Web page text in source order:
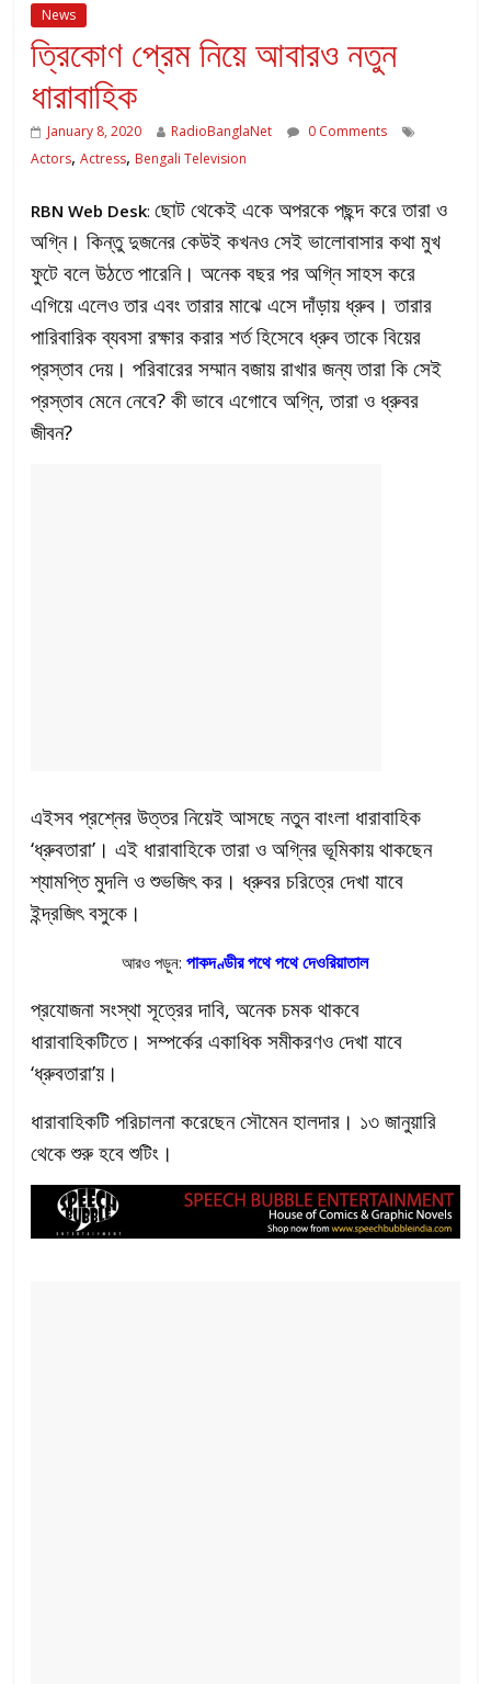
News
ত্রিকোণ প্রেম নিয়ে আবারও নতুন
ধারাবাহিক
January 8, 2020 RadioBanglaNet
0 Comments
Actors,Actress, Bengali Television
RBN Web Desk:ছোট থেকেই একে অপরকে পছন্দ করে তারা ও
অগ্নি। কিন্তু দুজনের কেউই কখনও সেই ভালোবাসার কথা মুখ
ফুটে বলে উঠতে পারেনি। অনেক বছর পর অগ্নি সাহস করে
এগিয়ে এলেও তার এবং তারার মাঝে এসে দাঁড়ায় ধ্রুব। তারার
পারিবারিক ব্যবসা রক্ষার করার শর্ত হিসেবে ধ্রুব তাকে বিয়ের
প্রস্তাব দেয়। পরিবারের সম্মান বজায় রাখার জন্য তারা কি সেই
প্রস্তাব মেনে নেবে? কী ভাবে এগোবে অগ্নি, তারা ও ধ্রুবর
জীবন?
এইসব প্রশ্নের উত্তর নিয়েই আসছে নতুন বাংলা ধারাবাহিক
‘ধ্রুবতারা’। এই ধারাবাহিকে তারা ও অগ্নির ভূমিকায় থাকছেন
শ্যামপ্তি মুদলি ও শুভজিৎ কর। ধ্রুবর চরিত্রে দেখা যাবে
ইন্দ্রজিৎ বসুকে।
আরও পড়ুন:পাকদণ্ডীর পথে পথে দেওরিয়াতাল
প্রযোজনা সংস্থা সূত্রের দাবি, অনেক চমক থাকবে
ধারাবাহিকটিতে। সম্পর্কের একাধিক সমীকরণও দেখা যাবে
‘ধ্রুবতারা’য়।
ধারাবাহিকটি পরিচালনা করেছেন সৌমেন হালদার। ১৩ জানুয়ারি
থেকে শুরু হবে শুটিং।